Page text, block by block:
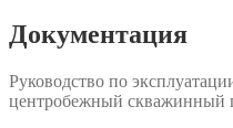
Документация
Руководство по
центробежный